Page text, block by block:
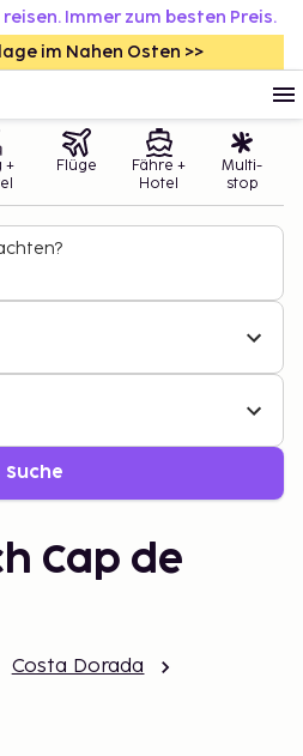
Immer zum besten Preis.
im Nahen Osten >>
+
Flüge
Fähre +
Hotel
Multi-
stop
Suche
Cap de
Costa Dorada